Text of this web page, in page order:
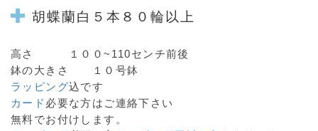
胡蝶蘭白５本８０輪以上
高さ １００~110センチ前後
鉢の大きさ １０号鉢
ラッピング込です
カード 必要な方はご連絡下さい
無料でお付けします。